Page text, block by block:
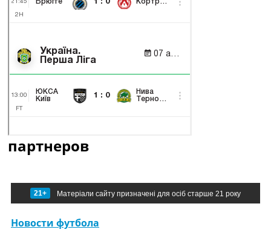
партнеров
21+ Матеріали сайту призначені для осіб старше 21 року
Новости футбола